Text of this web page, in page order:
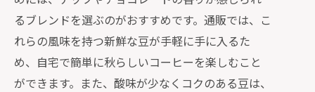
るブレンドを選ぶのがおすすめです。通販では、こ
れらの風味を持つ新鮮な豆が手軽に手に入るた
め、自宅で簡単に秋らしいコーヒーを楽しむこと
ができます。また、酸味が少なくコクのある豆は、